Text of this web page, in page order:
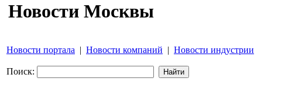
Новости Москвы
Новости портала | Новости компаний | Новости индустрии
Поиск: